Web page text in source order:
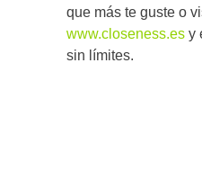
que más te guste o
www.closeness.es y
sin límites.